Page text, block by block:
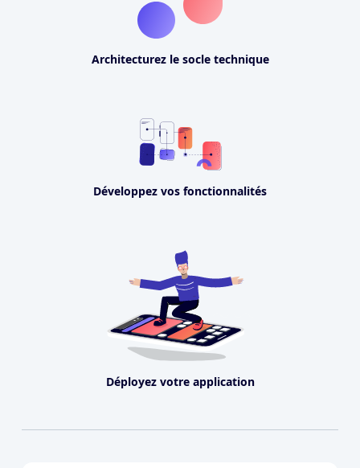
Architecturez le socle technique
Développez vos fonctionnalités
Déployez votre application